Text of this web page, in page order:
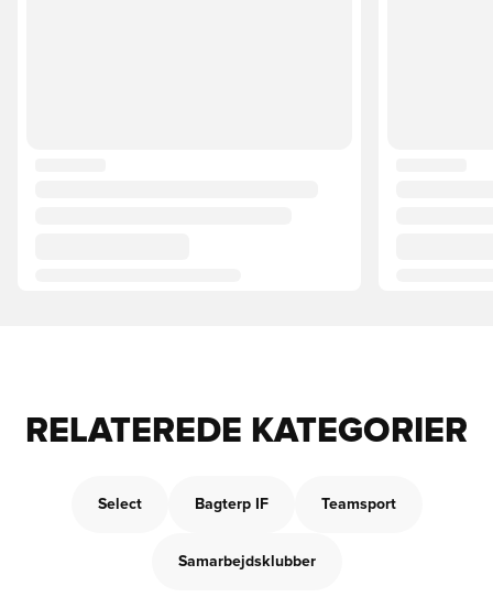
RELATEREDE KATEGORIER
Select Bagterp IF Teamsport
Samarbejdsklubber